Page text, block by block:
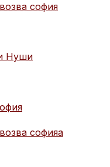
софия
Нуши
софияа